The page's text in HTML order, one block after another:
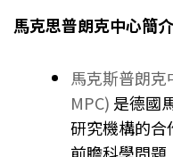
馬克思普朗克中心簡介
馬克斯普朗
MPC) 是德國
研究機構的合
前瞻科學問